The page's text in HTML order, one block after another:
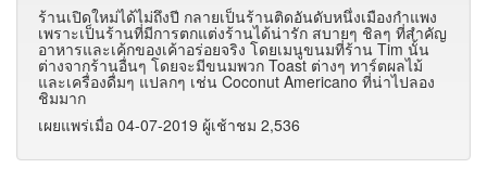
ร้านเปิดใหม่ได้ไม่ถึงปี กลายเป็นร้านติดอันดับหนึ่งเมืองกำแพง
เพราะเป็นร้านที่มีการตกแต่งร้านได้น่ารัก สบายๆ ชิลๆ ที่สำคัญ
อาหารและเค้กของเค้าอร่อยจริง โดยเมนูขนมที่ร้าน Tim นั้น
ต่างจากร้านอื่นๆ โดยจะมีขนมพวก Toast ต่างๆ ทาร์ตผลไม้
และเครื่องดื่มๆ แปลกๆ เช่น Coconut Americano ที่น่าไปลอง
ชิมมาก
เผยแพร่เมื่อ 04-07-2019 ผู้เช้าชม 2,536